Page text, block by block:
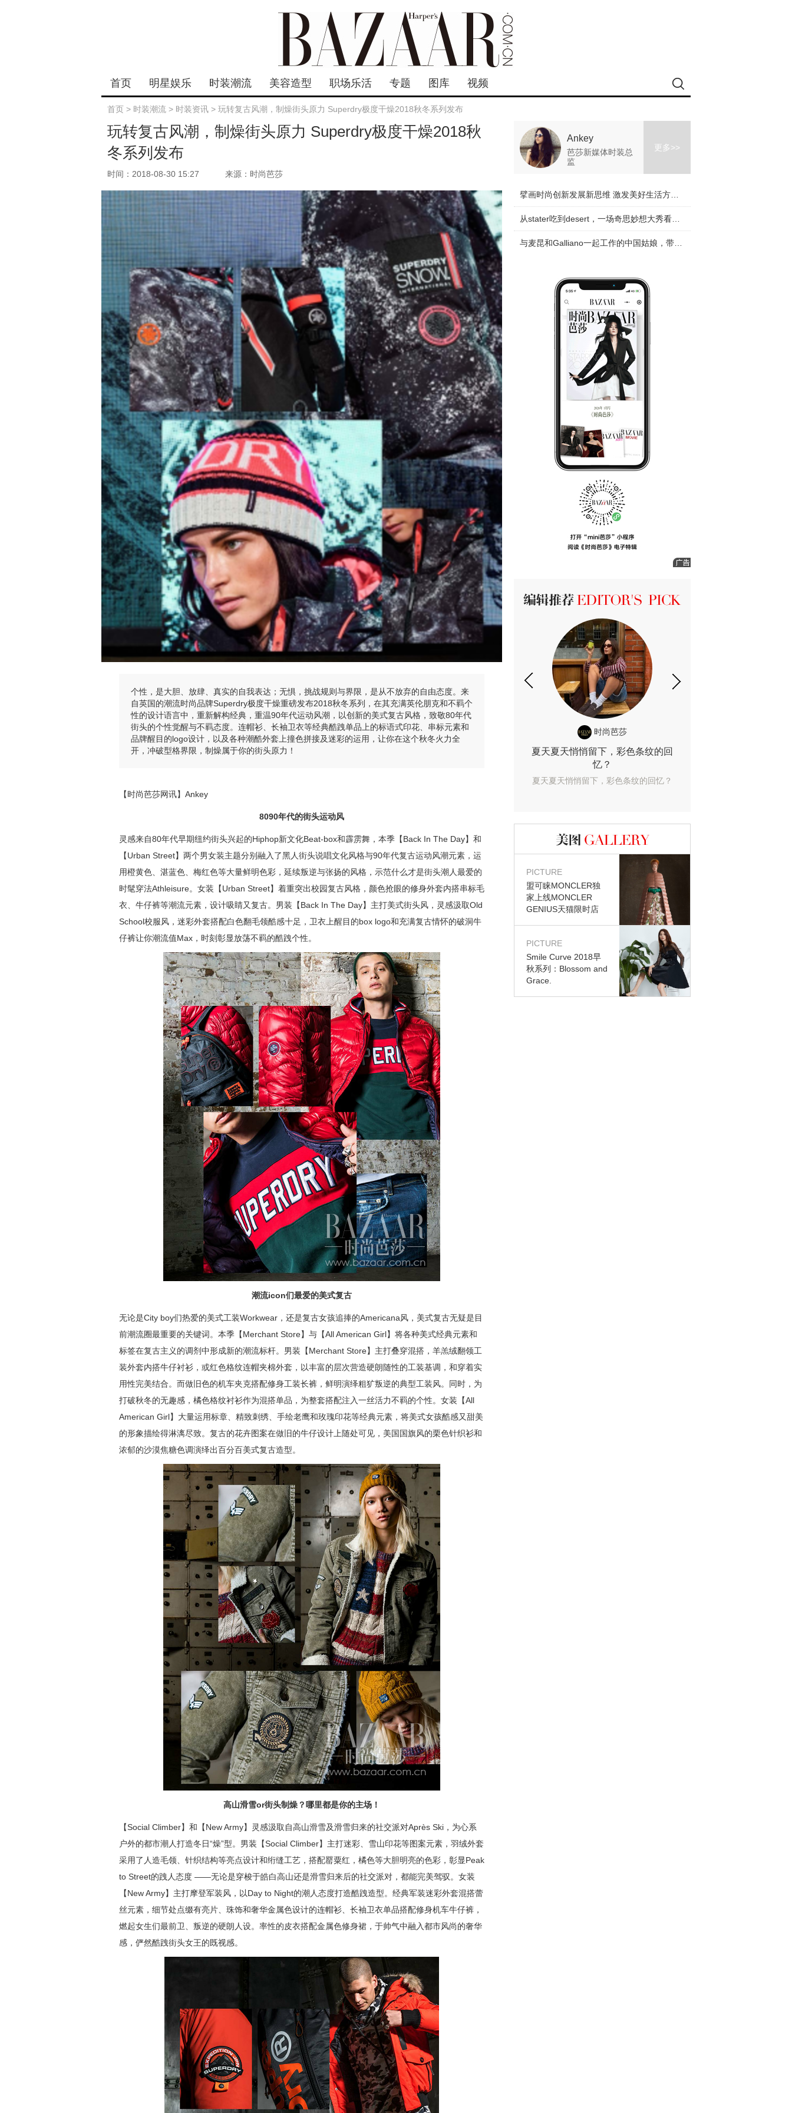
首页 明星娱乐 时装潮流 美容造型 职场乐活 专题 图库 视频
首页 > 时装潮流 > 时装资讯 > 玩转复古风潮，制燥街头原力 Superdry极度干燥2018秋冬系列发布
玩转复古风潮，制燥街头原力 Superdry极度干燥2018秋
冬系列发布
时间：2018-08-30 15:27 来源：时尚芭莎
个性，是大胆、放肆、真实的自我表达；无惧，挑战规则与界限，是从不放弃的自由态度。来
自英国的潮流时尚品牌Superdry极度干燥重磅发布2018秋冬系列，在其充满英伦朋克和不羁个
性的设计语言中，重新解构经典，重温90年代运动风潮，以创新的美式复古风格，致敬80年代
街头的个性觉醒与不羁态度。连帽衫、长袖卫衣等经典酷跩单品上的标语式印花、串标元素和
品牌醒目的logo设计，以及各种潮酷外套上撞色拼接及迷彩的运用，让你在这个秋冬火力全
开，冲破型格界限，制燥属于你的街头原力！
【时尚芭莎网讯】Ankey
8090年代的街头运动风
灵感来自80年代早期纽约街头兴起的Hiphop新文化Beat-box和霹雳舞，本季【Back In The Day】和
【Urban Street】两个男女装主题分别融入了黑人街头说唱文化风格与90年代复古运动风潮元素，运
用橙黄色、湛蓝色、梅红色等大量鲜明色彩，延续叛逆与张扬的风格，示范什么才是街头潮人最爱的
时髦穿法Athleisure。女装【Urban Street】着重突出校园复古风格，颜色抢眼的修身外套内搭串标毛
衣、牛仔裤等潮流元素，设计吸睛又复古。男装【Back In The Day】主打美式街头风，灵感汲取Old
School校服风，迷彩外套搭配白色翻毛领酷感十足，卫衣上醒目的box logo和充满复古情怀的破洞牛
仔裤让你潮流值Max，时刻彰显放荡不羁的酷跩个性。
潮流icon们最爱的美式复古
无论是City boy们热爱的美式工装Workwear，还是复古女孩追捧的Americana风，美式复古无疑是目
前潮流圈最重要的关键词。本季【Merchant Store】与【All American Girl】将各种美式经典元素和
标签在复古主义的调剂中形成新的潮流标杆。男装【Merchant Store】主打叠穿混搭，羊羔绒翻领工
装外套内搭牛仔衬衫，或红色格纹连帽夹棉外套，以丰富的层次营造硬朗随性的工装基调，和穿着实
用性完美结合。而做旧色的机车夹克搭配修身工装长裤，鲜明演绎粗犷叛逆的典型工装风。同时，为
打破秋冬的无趣感，橘色格纹衬衫作为混搭单品，为整套搭配注入一丝活力不羁的个性。女装【All
American Girl】大量运用标章、精致刺绣、手绘老鹰和玫瑰印花等经典元素，将美式女孩酷感又甜美
的形象描绘得淋漓尽致。复古的花卉图案在做旧的牛仔设计上随处可见，美国国旗风的栗色针织衫和
浓郁的沙漠焦糖色调演绎出百分百美式复古造型。
高山滑雪or街头制燥？哪里都是你的主场！
【Social Climber】和【New Army】灵感汲取自高山滑雪及滑雪归来的社交派对Après Ski，为心系
户外的都市潮人打造冬日“燥”型。男装【Social Climber】主打迷彩、雪山印花等图案元素，羽绒外套
采用了人造毛领、针织结构等亮点设计和绗缝工艺，搭配罂粟红，橘色等大胆明亮的色彩，彰显Peak
to Street的跩人态度 ——无论是穿梭于皓白高山还是滑雪归来后的社交派对，都能完美驾驭。女装
【New Army】主打摩登军装风，以Day to Night的潮人态度打造酷跩造型。经典军装迷彩外套混搭蕾
丝元素，细节处点缀有亮片、珠饰和奢华金属色设计的连帽衫、长袖卫衣单品搭配修身机车牛仔裤，
燃起女生们最前卫、叛逆的硬朗人设。率性的皮衣搭配金属色修身裙，于帅气中融入都市风尚的奢华
感，俨然酷跩街头女王的既视感。
Ankey
芭莎新媒体时装总
监
更多>>
时尚芭莎
夏天夏天悄悄留下，彩色条纹的回
忆？
夏天夏天悄悄留下，彩色条纹的回忆？
图库
PICTURE
盟可睐MONCLER独
家上线MONCLER
GENIUS天猫限时店
PICTURE
Smile Curve 2018早
秋系列：Blossom and
Grace.